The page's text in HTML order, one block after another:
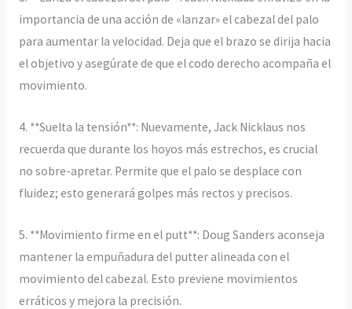
importancia de una acción de «lanzar» el cabezal del palo
para aumentar la velocidad. Deja que el brazo se dirija hacia
el objetivo y asegúrate de que el codo derecho acompaña el
movimiento.
4. **Suelta la tensión**: Nuevamente, Jack Nicklaus nos
recuerda que durante los hoyos más estrechos, es crucial
no sobre-apretar. Permite que el palo se desplace con
fluidez; esto generará golpes más rectos y precisos.
5. **Movimiento firme en el putt**: Doug Sanders aconseja
mantener la empuñadura del putter alineada con el
movimiento del cabezal. Esto previene movimientos
erráticos y mejora la precisión.